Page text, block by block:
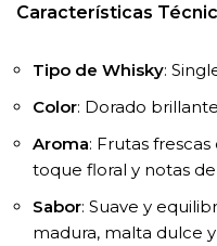
Características
Tipo de Whisky:
Color: Dorado
Aroma: Frutas
toque floral y notas
Sabor: Suave y
madura, malta dulce